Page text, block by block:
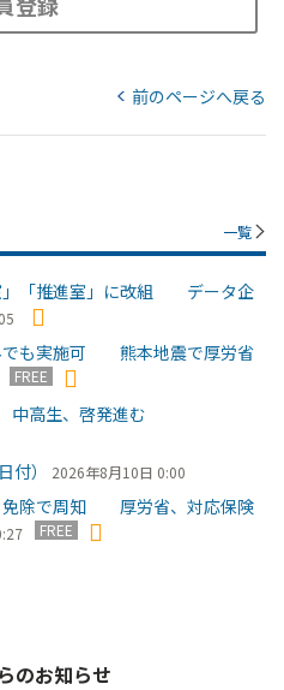
前のページへ戻る
一覧
」「推進室」に改組 データ企
でも実施可 熊本地震で厚労省
FREE
高生、啓発進む
付） 2026年8月10日 0:00
免除で周知 厚労省、対応保険
FREE
のお知らせ